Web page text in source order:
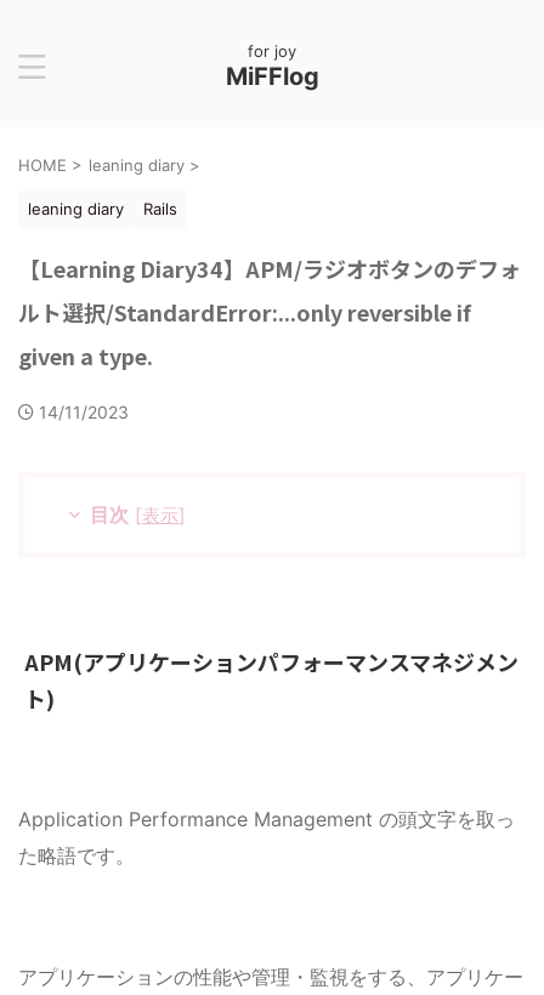
for joy
MiFFlog
HOME > leaning diary >
leaning diary Rails
【Learning Diary34】APM/ラジオボタンのデフォ
ルト選択/StandardError:...only reversible if
given a type.
14/11/2023
目次 [表示]
APM(アプリケーションパフォーマンスマネジメン
ト)
Application Performance Management の頭文字を取っ
た略語です。
アプリケーションの性能や管理・監視をする、アプリケー